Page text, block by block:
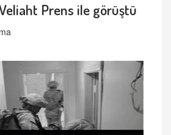
Prens ile görüştü